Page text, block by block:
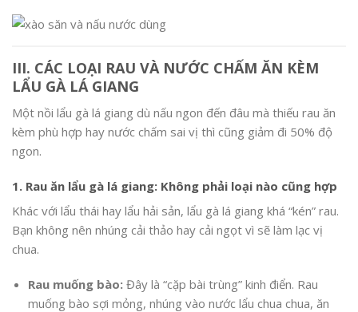
III. CÁC LOẠI RAU VÀ NƯỚC CHẤM ĂN KÈM
LẨU GÀ LÁ GIANG
Một nồi lẩu gà lá giang dù nấu ngon đến đâu mà thiếu rau ăn
kèm phù hợp hay nước chấm sai vị thì cũng giảm đi 50% độ
ngon.
1. Rau ăn lẩu gà lá giang: Không phải loại nào cũng hợp
Khác với lẩu thái hay lẩu hải sản, lẩu gà lá giang khá “kén” rau.
Bạn không nên nhúng cải thảo hay cải ngọt vì sẽ làm lạc vị
chua.
Rau muống bào: Đây là “cặp bài trùng” kinh điển. Rau
muống bào sợi mỏng, nhúng vào nước lẩu chua chua, ăn